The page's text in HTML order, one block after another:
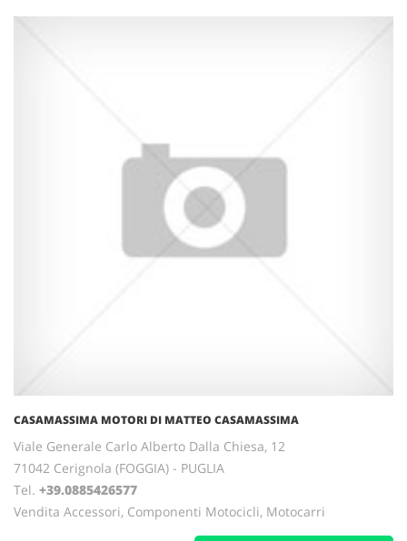
CASAMASSIMA MOTORI DI MATTEO CASAMASSIMA
Viale Generale Carlo Alberto Dalla Chiesa, 12
71042 Cerignola (FOGGIA) - PUGLIA
Tel. +39.0885426577
Vendita Accessori, Componenti Motocicli, Motocarri